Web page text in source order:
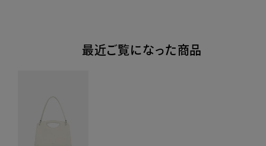
最近ご覧になった商品